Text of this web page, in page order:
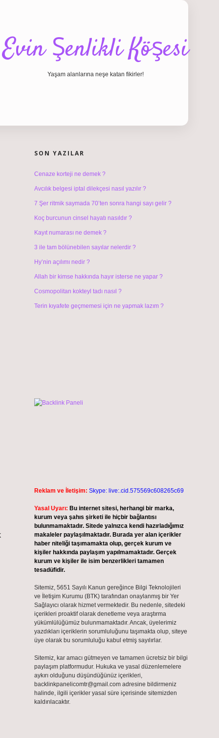
Evin Şenlikli Köşesi
Yaşam alanlarına neşe katan fikirler!
SON YAZILAR
Cenaze korteji ne demek ?
Avcılık belgesi iptal dilekçesi nasıl yazılır ?
7 Şer ritmik saymada 70’ten sonra hangi sayı gelir ?
Koç burcunun cinsel hayatı nasıldır ?
Kayıt numarası ne demek ?
3 ile tam bölünebilen sayılar nelerdir ?
Hy’nin açılımı nedir ?
Allah bir kimse hakkında hayır isterse ne yapar ?
Cosmopolitan kokteyl tadı nasıl ?
Terin kıyafete geçmemesi için ne yapmak lazım ?
Reklam ve İletişim: Skype: live:.cid.575569c608265c69
Yasal Uyarı: Bu internet sitesi, herhangi bir marka,
kurum veya şahıs şirketi ile hiçbir bağlantısı
bulunmamaktadır. Sitede yalnızca kendi hazırladığımız
makaleler paylaşılmaktadır. Burada yer alan içerikler
haber niteliği taşımamakta olup, gerçek kurum ve
kişiler hakkında paylaşım yapılmamaktadır. Gerçek
kurum ve kişiler ile isim benzerlikleri tamamen
tesadüfidir.
Sitemiz, 5651 Sayılı Kanun gereğince Bilgi Teknolojileri
ve İletişim Kurumu (BTK) tarafından onaylanmış bir Yer
Sağlayıcı olarak hizmet vermektedir. Bu nedenle, sitedeki
içerikleri proaktif olarak denetleme veya araştırma
yükümlülüğümüz bulunmamaktadır. Ancak, üyelerimiz
yazdıkları içeriklerin sorumluluğunu taşımakta olup, siteye
üye olarak bu sorumluluğu kabul etmiş sayılırlar.
Sitemiz, kar amacı gütmeyen ve tamamen ücretsiz bir bilgi
paylaşım platformudur. Hukuka ve yasal düzenlemelere
aykırı olduğunu düşündüğünüz içerikleri,
backlinkpanelicomtr@gmail.comadresine bildirmeniz
halinde, ilgili içerikler yasal süre içerisinde sitemizden
kaldırılacaktır.